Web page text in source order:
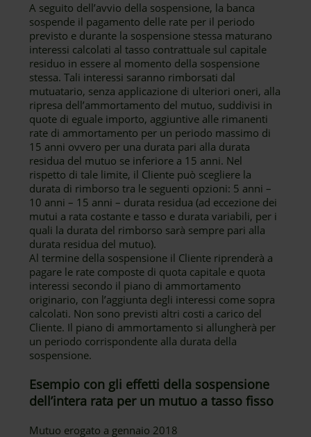
A seguito dell’avvio della sospensione, la banca
sospende il pagamento delle rate per il periodo
previsto e durante la sospensione stessa maturano
interessi calcolati al tasso contrattuale sul capitale
residuo in essere al momento della sospensione
stessa. Tali interessi saranno rimborsati dal
mutuatario, senza applicazione di ulteriori oneri, alla
ripresa dell’ammortamento del mutuo, suddivisi in
quote di eguale importo, aggiuntive alle rimanenti
rate di ammortamento per un periodo massimo di
15 anni ovvero per una durata pari alla durata
residua del mutuo se inferiore a 15 anni. Nel
rispetto di tale limite, il Cliente può scegliere la
durata di rimborso tra le seguenti opzioni: 5 anni –
10 anni – 15 anni – durata residua (ad eccezione dei
mutui a rata costante e tasso e durata variabili, per i
quali la durata del rimborso sarà sempre pari alla
durata residua del mutuo).
Al termine della sospensione il Cliente riprenderà a
pagare le rate composte di quota capitale e quota
interessi secondo il piano di ammortamento
originario, con l’aggiunta degli interessi come sopra
calcolati. Non sono previsti altri costi a carico del
Cliente. Il piano di ammortamento si allungherà per
un periodo corrispondente alla durata della
sospensione.
Esempio con gli effetti della sospensione
dell’intera rata per un mutuo a tasso fisso
Mutuo erogato a gennaio 2018